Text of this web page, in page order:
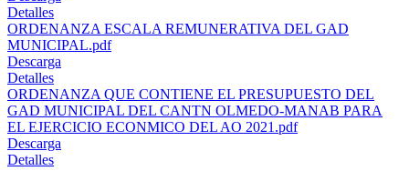
Detalles
ORDENANZA ESCALA REMUNERATIVA DEL GAD
MUNICIPAL.pdf
Descarga
Detalles
ORDENANZA QUE CONTIENE EL PRESUPUESTO DEL
GAD MUNICIPAL DEL CANTN OLMEDO-MANAB PARA
EL EJERCICIO ECONMICO DEL AO 2021.pdf
Descarga
Detalles